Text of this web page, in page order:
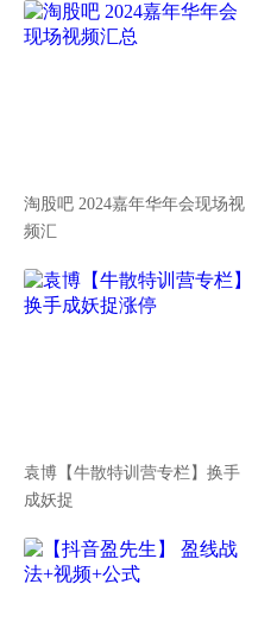
淘股吧 2024嘉年华年会现场视
频汇
袁博【牛散特训营专栏】换手
成妖捉